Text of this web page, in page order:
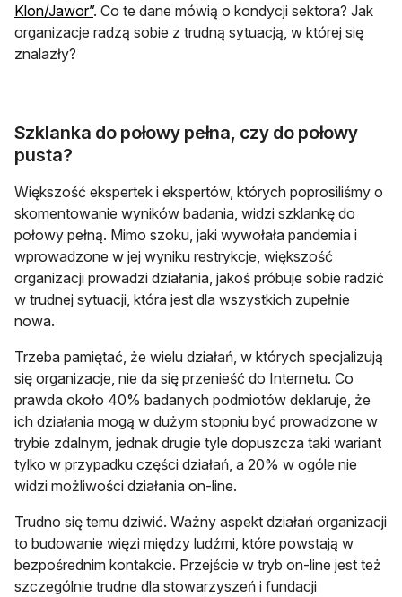
Klon/Jawor”. Co te dane mówią o kondycji sektora? Jak
organizacje radzą sobie z trudną sytuacją, w której się
znalazły?
Szklanka do połowy pełna, czy do połowy
pusta?
Większość ekspertek i ekspertów, których poprosiliśmy o
skomentowanie wyników badania, widzi szklankę do
połowy pełną. Mimo szoku, jaki wywołała pandemia i
wprowadzone w jej wyniku restrykcje, większość
organizacji prowadzi działania, jakoś próbuje sobie radzić
w trudnej sytuacji, która jest dla wszystkich zupełnie
nowa.
Trzeba pamiętać, że wielu działań, w których specjalizują
się organizacje, nie da się przenieść do Internetu. Co
prawda około 40% badanych podmiotów deklaruje, że
ich działania mogą w dużym stopniu być prowadzone w
trybie zdalnym, jednak drugie tyle dopuszcza taki wariant
tylko w przypadku części działań, a 20% w ogóle nie
widzi możliwości działania on-line.
Trudno się temu dziwić. Ważny aspekt działań organizacji
to budowanie więzi między ludźmi, które powstają w
bezpośrednim kontakcie. Przejście w tryb on-line jest też
szczególnie trudne dla stowarzyszeń i fundacji